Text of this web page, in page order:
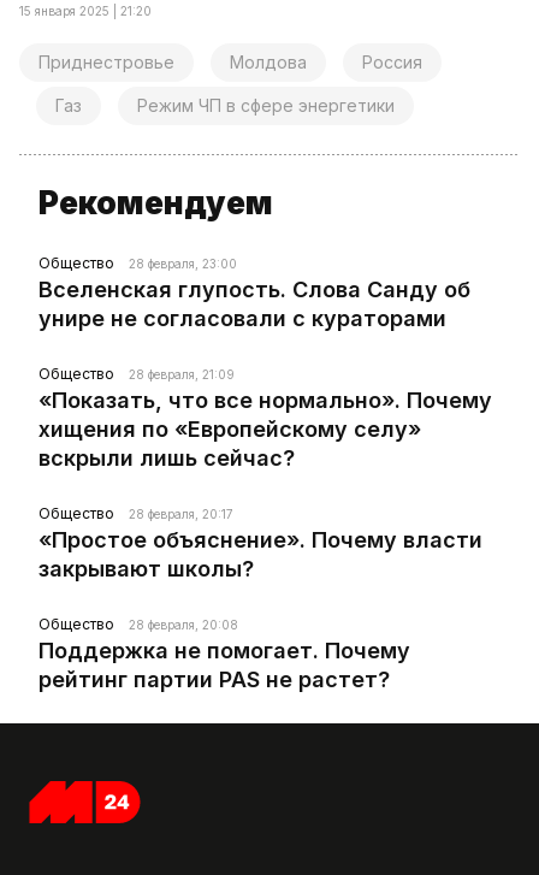
15 января 2025 | 21:20
Приднестровье Молдова Россия
Газ Режим ЧП в сфере энергетики
Рекомендуем
Общество 28 февраля, 23:00
Вселенская глупость. Слова Санду об
унире не согласовали с кураторами
Общество 28 февраля, 21:09
«Показать, что все нормально». Почему
хищения по «Европейскому селу»
вскрыли лишь сейчас?
Общество 28 февраля, 20:17
«Простое объяснение». Почему власти
закрывают школы?
Общество 28 февраля, 20:08
Поддержка не помогает. Почему
рейтинг партии PAS не растет?